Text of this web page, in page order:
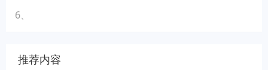
6、
推荐内容